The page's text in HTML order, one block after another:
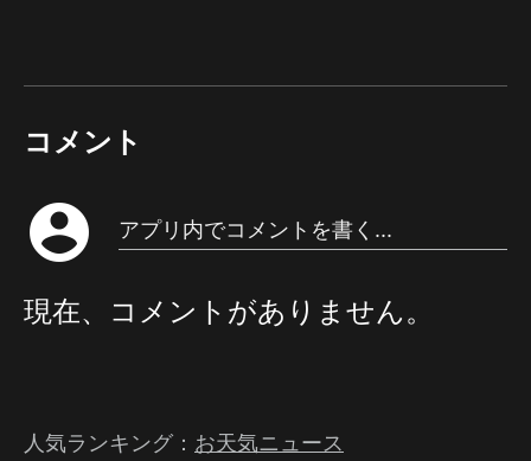
コメント
account_circle アプリ内でコメントを書く...
現在、コメントがありません。
人気ランキング： お天気ニュース